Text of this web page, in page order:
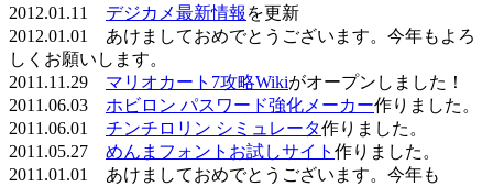
2012.01.11 デジカメ最新情報 を更新
2012.01.01 あけましておめでとうございます。今年もよろ
しくお願いします。
2011.11.29 マリオカート7攻略Wikiがオープンしました！
2011.06.03 ホビロン パスワード強化メーカー作りました。
2011.06.01 チンチロリン シミュレータ作りました。
2011.05.27 めんまフォントお試しサイト 作りました。
2011.01.01 あけましておめでとうございます。今年も